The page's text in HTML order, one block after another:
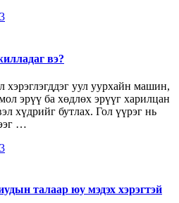
вэ?
хэрэглэгддэг уул уурхайн машин,
эрүү ба хөдлөх эрүүг харилцан
хүдрийг бутлах. Гол үүрэг нь
…
талаар юу мэдэх хэрэгтэй